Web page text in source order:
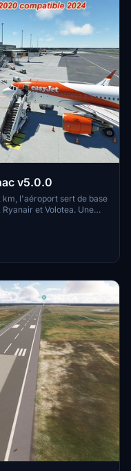
v5.0.0
km, l'aéroport sert de base
et Volotea. Une
Base Aérienne 106. Cette
dossiers "airport-lfbd-
de la version4.1.0
à jours de MSFS 2020